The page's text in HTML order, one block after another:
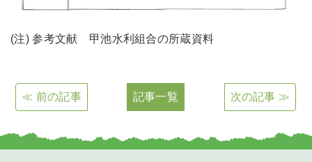
(注) 参考文献 甲池水利組合の所蔵資料
≪ 前の記事 記事一覧 次の記事 ≫